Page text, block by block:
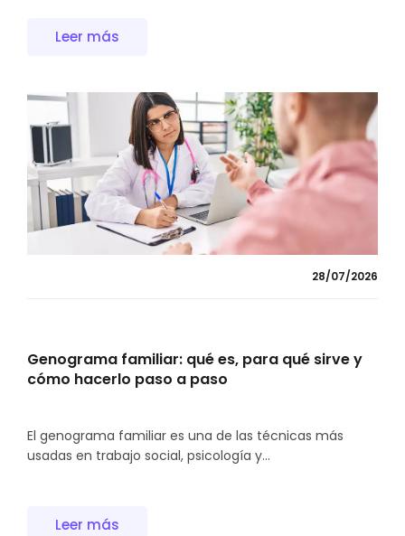
Leer más
28/07/2026
Genograma familiar: qué es, para qué sirve y
cómo hacerlo paso a paso
El genograma familiar es una de las técnicas más
usadas en trabajo social, psicología y...
Leer más